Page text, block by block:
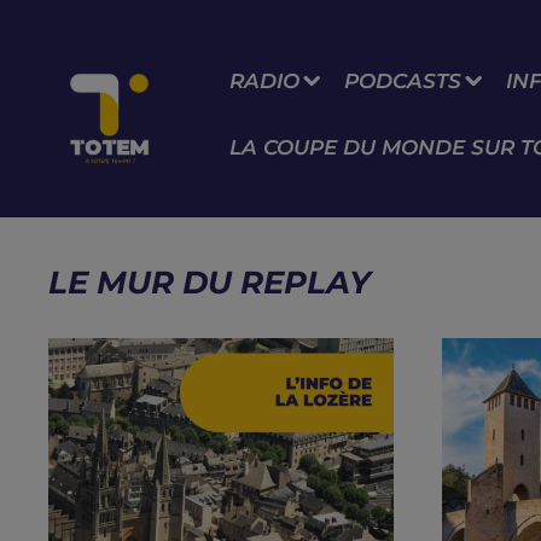
RADIO PODCASTS
LA COUPE DU MONDE SUR
LE MUR DU REPLAY